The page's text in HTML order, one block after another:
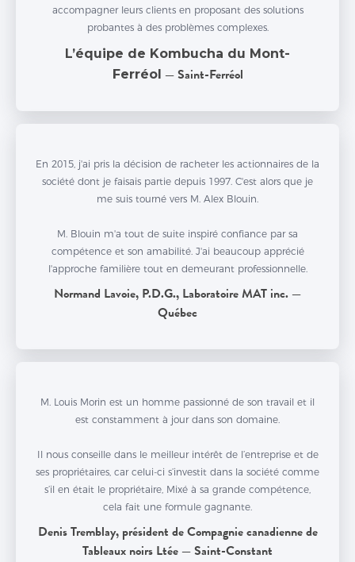
accompagner leurs clients en proposant des solutions
probantes à des problèmes complexes.
L’équipe de Kombucha du Mont-
Ferréol — Saint-Ferréol
En 2015, j'ai pris la décision de racheter les actionnaires de la
société dont je faisais partie depuis 1997. C'est alors que je
me suis tourné vers M. Alex Blouin.
M. Blouin m'a tout de suite inspiré confiance par sa
compétence et son amabilité. J'ai beaucoup apprécié
l'approche familière tout en demeurant professionnelle.
Normand Lavoie, P.D.G., Laboratoire MAT inc. —
Québec
M. Louis Morin est un homme passionné de son travail et il
est constamment à jour dans son domaine.
Il nous conseille dans le meilleur intérêt de l’entreprise et de
ses propriétaires, car celui-ci s’investit dans la société comme
s’il en était le propriétaire, Mixé à sa grande compétence,
cela fait une formule gagnante.
Denis Tremblay, président de Compagnie canadienne de
Tableaux noirs Ltée — Saint-Constant